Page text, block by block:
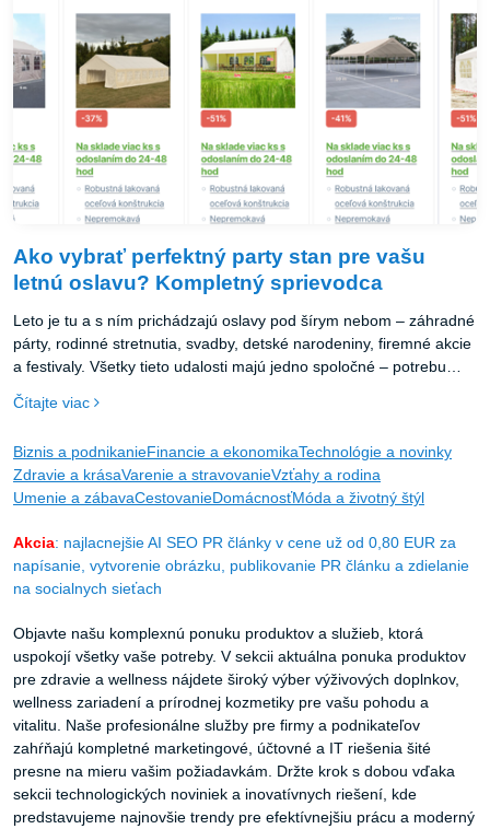
Ako vybrať perfektný party stan pre vašu
letnú oslavu? Kompletný sprievodca
Leto je tu a s ním prichádzajú oslavy pod šírym nebom – záhradné
párty, rodinné stretnutia, svadby, detské narodeniny, firemné akcie
a festivaly. Všetky tieto udalosti majú jedno spoločné – potrebu
zároveň vytvorí príjemnú atmosféru.
Čítajte viac
Biznis a podnikanieFinancie a ekonomikaTechnológie a novinky
Zdravie a krásaVarenie a stravovanieVzťahy a rodina
Umenie a zábavaCestovanieDomácnosťMóda a životný štýl
Akcia: najlacnejšie AI SEO PR články v cene už od 0,80 EUR za
napísanie, vytvorenie obrázku, publikovanie PR článku a zdielanie
na socialnych sieťach
Objavte našu komplexnú ponuku produktov a služieb, ktorá
uspokojí všetky vaše potreby. V sekcii aktuálna ponuka produktov
pre zdravie a wellness nájdete široký výber výživových doplnkov,
wellness zariadení a prírodnej kozmetiky pre vašu pohodu a
vitalitu. Naše profesionálne služby pre firmy a podnikateľov
zahŕňajú kompletné marketingové, účtovné a IT riešenia šité
presne na mieru vašim požiadavkám. Držte krok s dobou vďaka
sekcii technologických noviniek a inovatívnych riešení, kde
predstavujeme najnovšie trendy pre efektívnejšiu prácu a moderný